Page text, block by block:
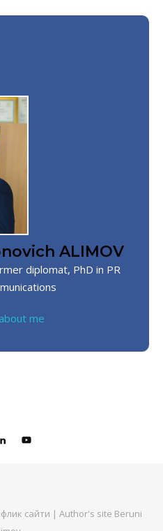
ALIMOV
diplomat, PhD in PR
me
сайти | Author's site Beruni